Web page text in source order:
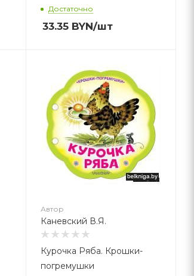
Достаточно
33.35BYN/шт
Автор
Каневский В.Я.
Курочка Ряба. Крошки-
погремушки